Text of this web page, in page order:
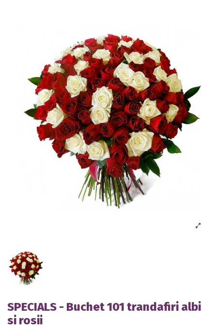
SPECIALS - Buchet 101 trandafiri albi
si rosii